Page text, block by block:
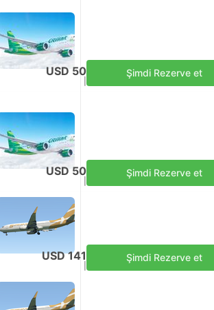
USD 50
Vergiler dahil
Her bir yetişkin
Şimdi Rezerve et
USD 50
Vergiler dahil
Her bir yetişkin
Şimdi Rezerve et
USD 141
Vergiler dahil
Her bir yetişkin
Şimdi Rezerve et